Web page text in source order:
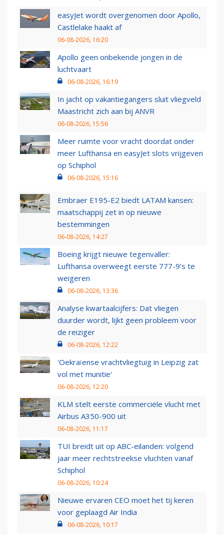
easyJet wordt overgenomen door Apollo,
Castlelake haakt af
06-08-2026, 16:20
Apollo geen onbekende jongen in de
luchtvaart
06-08-2026, 16:19
In jacht op vakantiegangers sluit vliegveld
Maastricht zich aan bij ANVR
06-08-2026, 15:56
Meer ruimte voor vracht doordat onder
meer Lufthansa en easyJet slots vrijgeven
op Schiphol
06-08-2026, 15:16
Embraer E195-E2 biedt LATAM kansen:
maatschappij zet in op nieuwe
bestemmingen
06-08-2026, 14:27
Boeing krijgt nieuwe tegenvaller:
Lufthansa overweegt eerste 777-9’s te
weigeren
06-08-2026, 13:36
Analyse kwartaalcijfers: Dat vliegen
duurder wordt, lijkt geen probleem voor
de reiziger
06-08-2026, 12:22
'Oekraïense vrachtvliegtuig in Leipzig zat
vol met munitie'
06-08-2026, 12:20
KLM stelt eerste commerciële vlucht met
Airbus A350-900 uit
06-08-2026, 11:17
TUI breidt uit op ABC-eilanden: volgend
jaar meer rechtstreekse vluchten vanaf
Schiphol
06-08-2026, 10:24
Nieuwe ervaren CEO moet het tij keren
voor geplaagd Air India
06-08-2026, 10:17